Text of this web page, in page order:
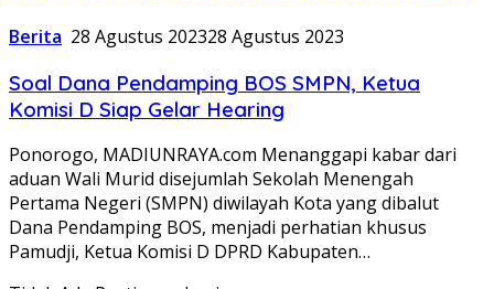
Berita 28 Agustus 202328 Agustus 2023
Soal Dana Pendamping BOS SMPN, Ketua
Komisi D Siap Gelar Hearing
Ponorogo, MADIUNRAYA.com Menanggapi kabar dari
aduan Wali Murid disejumlah Sekolah Menengah
Pertama Negeri (SMPN) diwilayah Kota yang dibalut
Dana Pendamping BOS, menjadi perhatian khusus
Pamudji, Ketua Komisi D DPRD Kabupaten…